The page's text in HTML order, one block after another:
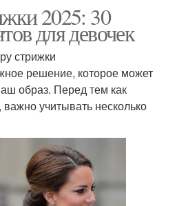
2025: 30
для девочек
стрижки
решение, которое может
образ. Перед тем как
учитывать несколько